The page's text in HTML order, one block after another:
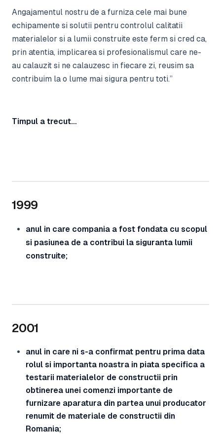
Angajamentul nostru de a furniza cele mai bune
echipamente si solutii pentru controlul calitatii
materialelor si a lumii construite este ferm si cred ca,
prin atentia, implicarea si profesionalismul care ne-
au calauzit si ne calauzesc in fiecare zi, reusim sa
contribuim la o lume mai sigura pentru toti.”
Timpul a trecut…
1999
anul in care compania a fost fondata cu scopul
si pasiunea de a contribui la siguranta lumii
construite;
2001
anul in care ni s-a confirmat pentru prima data
rolul si importanta noastra in piata specifica a
testarii materialelor de constructii prin
obtinerea unei comenzi importante de
furnizare aparatura din partea unui producator
renumit de materiale de constructii din
Romania;